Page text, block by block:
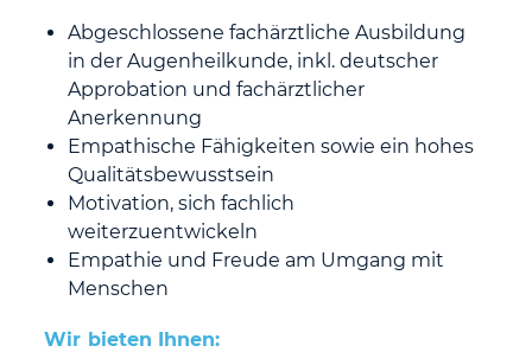
Abgeschlossene fachärztliche Ausbildung
in der Augenheilkunde, inkl. deutscher
Approbation und fachärztlicher
Anerkennung
Empathische Fähigkeiten sowie ein hohes
Qualitätsbewusstsein
Motivation, sich fachlich
weiterzuentwickeln
Empathie und Freude am Umgang mit
Menschen
Wir bieten Ihnen: